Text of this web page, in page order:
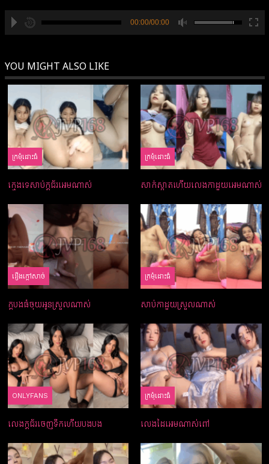
00:00/00:00
YOU MIGHT ALSO LIKE
ក្រមំុដោះធំ
ក្មេងទេសាប់ក្ដជ័រអេមណាស់
ក្រមំុដោះធំ
សាក់ស្អាតហើយលេងកាដួយអេមណាស់
រឿងក្ដៅសាច់
ក្ដបងធំចុយអូនស្រួលណាស់
ក្រមំុដោះធំ
សាប់កាដួយស្រួលណាស់
ONLYFANS
លេងក្ដជ័រចេញទឹកហើយបងបង
ក្រមំុដោះធំ
លេងដៃអេមណាស់ពៅ